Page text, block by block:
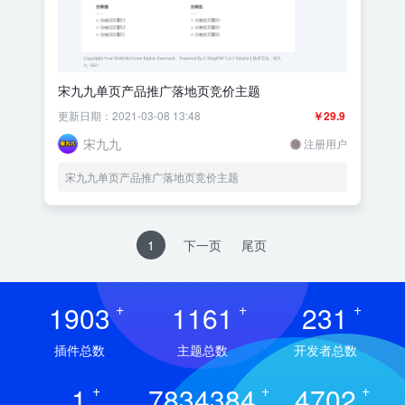
宋九九单页产品推广落地页竞价主题
￥29.9
更新日期：2021-03-08 13:48
宋九九 注册用户
宋九九单页产品推广落地页竞价主题
1 下一页 尾页
1903 +
插件总数
1161 +
主题总数
231 +
开发者总数
+ + +